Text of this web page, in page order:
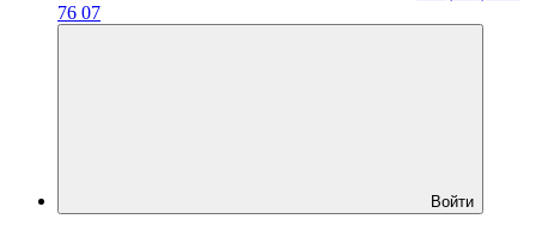
76 07
Войти